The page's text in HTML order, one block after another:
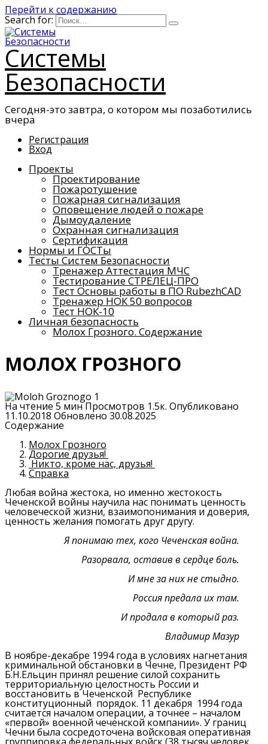
Перейти к содержанию
Search for:
Системы
Безопасности
Сегодня-это завтра, о котором мы позаботились
вчера
Регистрация
Вход
Проекты
Проектирование
Пожаротушение
Пожарная сигнализация
Оповещение людей о пожаре
Дымоудаление
Охранная сигнализация
Сертификация
Нормы и ГОСТы
Тесты Систем Безопасности
Тренажер Аттестация МЧС
Тестирование СТРЕЛЕЦ-ПРО
Тест Основы работы в ПО RubezhCAD
Тренажер НОК 50 вопросов
Тест НОК-10
Личная безопасность
Молох Грозного. Содержание
МОЛОХ ГРОЗНОГО
На чтение 5 мин Просмотров 1.5к. Опубликовано
11.10.2018 Обновлено 30.08.2025
Содержание
Молох Грозного
Дорогие друзья!
Никто, кроме нас, друзья!
Справка
Любая война жестока, но именно жестокость
Чеченской войны научила нас понимать ценность
человеческой жизни, взаимопонимания и доверия,
ценность желания помогать друг другу.
Я понимаю тех, кого Чеченская война.
Разорвала, оставив в сердце боль.
И мне за них не стыдно.
Россия предала их там.
И продала в который раз.
Владимир Мазур
В ноябре-декабре 1994 года в условиях нагнетания
криминальной обстановки в Чечне, Президент РФ
Б.Н.Ельцин принял решение силой сохранить
территориальную целостность России и
восстановить в Чеченской Республике
конституционный порядок. 11 декабря 1994 года
считается началом операции, а точнее – началом
«первой» военной чеченской компании». У границ
Чечни была сосредоточена войсковая оперативная